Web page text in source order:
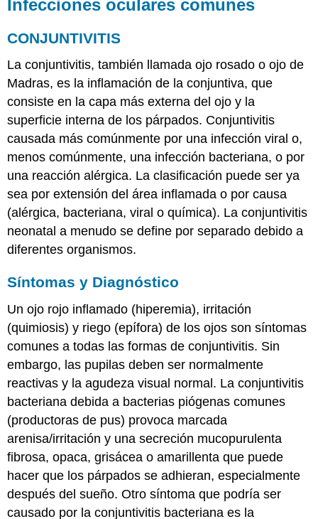
Infecciones oculares comunes
CONJUNTIVITIS
La conjuntivitis, también llamada ojo rosado o ojo de
Madras, es la inflamación de la conjuntiva, que
consiste en la capa más externa del ojo y la
superficie interna de los párpados. Conjuntivitis
causada más comúnmente por una infección viral o,
menos comúnmente, una infección bacteriana, o por
una reacción alérgica. La clasificación puede ser ya
sea por extensión del área inflamada o por causa
(alérgica, bacteriana, viral o química). La conjuntivitis
neonatal a menudo se define por separado debido a
diferentes organismos.
Síntomas y Diagnóstico
Un ojo rojo inflamado (hiperemia), irritación
(quimiosis) y riego (epífora) de los ojos son síntomas
comunes a todas las formas de conjuntivitis. Sin
embargo, las pupilas deben ser normalmente
reactivas y la agudeza visual normal. La conjuntivitis
bacteriana debida a bacterias piógenas comunes
(productoras de pus) provoca marcada
arenisa/irritación y una secreción mucopurulenta
fibrosa, opaca, grisácea o amarillenta que puede
hacer que los párpados se adhieran, especialmente
después del sueño. Otro síntoma que podría ser
causado por la conjuntivitis bacteriana es la